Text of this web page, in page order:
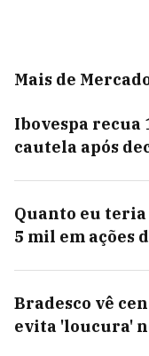
Mais de
Ibovespa recua
cautela após
Quanto eu teria
5 mil em ações
Bradesco vê
evita 'loucura'